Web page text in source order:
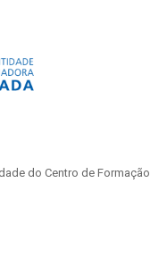
do Centro de Formação